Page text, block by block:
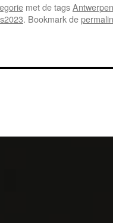
met de tagsAntwerpen
. Bookmark de